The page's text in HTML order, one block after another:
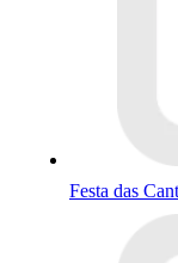
Festa das